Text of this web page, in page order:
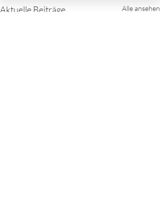
Aktuelle Beiträge Alle ansehen